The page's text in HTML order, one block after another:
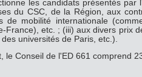
les candidats présentés par
du CSC, de la Région, aux
de mobilité internationale
France), etc. ; (iii) aux divers prix
universités de Paris, etc.).
le Conseil de l'ED 661 comprend